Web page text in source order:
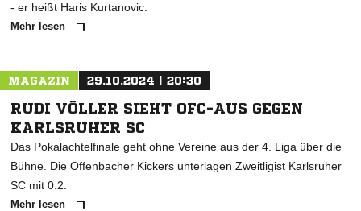
- er heißt Haris Kurtanovic.
Mehr lesen
MAGAZIN 29.10.2024 | 20:30
RUDI VÖLLER SIEHT OFC-AUS GEGEN
KARLSRUHER SC
Das Pokalachtelfinale geht ohne Vereine aus der 4. Liga über die
Bühne. Die Offenbacher Kickers unterlagen Zweitligist Karlsruher
SC mit 0:2.
Mehr lesen